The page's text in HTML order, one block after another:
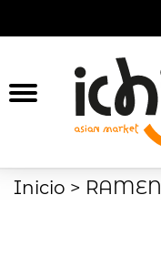
Inicio > RAMEN